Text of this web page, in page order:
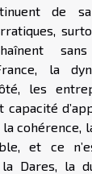
de
la
les
cohérence,
et ce
la Dares, la